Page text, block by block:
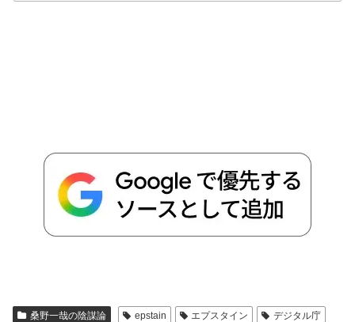
桑野一哉の陰謀論 epstain エプスタイン
デジタル庁